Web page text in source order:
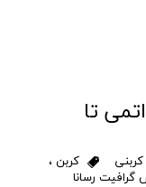
تا
کربنی کربن ،
گرافیت رسانا